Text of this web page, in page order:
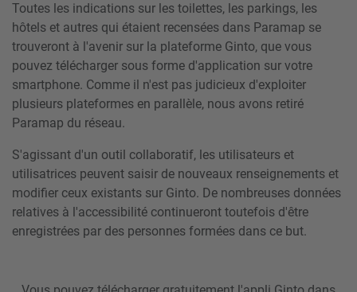
Toutes les indications sur les toilettes, les parkings, les
hôtels et autres qui étaient recensées dans Paramap se
trouveront à l'avenir sur la plateforme Ginto, que vous
pouvez télécharger sous forme d'application sur votre
smartphone. Comme il n'est pas judicieux d'exploiter
plusieurs plateformes en parallèle, nous avons retiré
Paramap du réseau.
S'agissant d'un outil collaboratif, les utilisateurs et
utilisatrices peuvent saisir de nouveaux renseignements et
modifier ceux existants sur Ginto. De nombreuses données
relatives à l'accessibilité continueront toutefois d'être
enregistrées par des personnes formées dans ce but.